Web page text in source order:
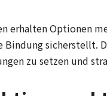
erhalten Optionen
Bindung sicherstellt.
zu setzen und